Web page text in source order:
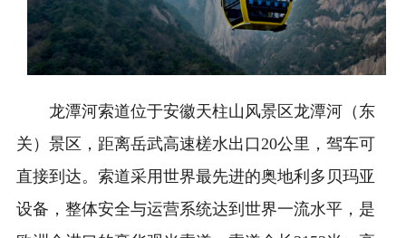
龙潭河索道‌位于安徽天柱山风景区龙潭河（东
关）景区，距离岳武高速槎水出口20公里，驾车可
直接到达。索道采用世界最先进的奥地利多贝玛亚
设备，整体安全与运营系统达到世界一流水平，是